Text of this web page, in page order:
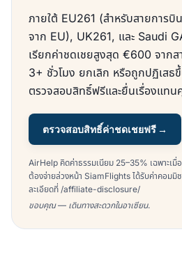
ภายใต้ EU261 (สำหรับสายการบิ
จาก EU), UK261, และ Saudi
เรียกค่าชดเชยสูงสุด €600 จาก
3+ ชั่วโมง ยกเลิก หรือถูกปฏิเสธ
ตรวจสอบสิทธิ์ฟรีและยื่นเรื่องแท
ตรวจสอบสิทธิ์ค่าชดเชยฟรี →
AirHelp คิดค่าธรรมเนียม 25–35% เฉพาะเมื่
ต้องจ่ายล่วงหน้า SiamFlights ได้รับค่าคอม
ละเอียดที่ /affiliate-disclosure/
ขอบคุณ — เดินทางสะดวกในอาเซียน.